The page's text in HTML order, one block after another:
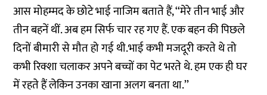
आस मोहम्मद के छोटे भाई नाजिम बताते हैं, ‘‘मेरे तीन भाई और
तीन बहनें थीं. अब हम सिर्फ चार रह गए हैं. एक बहन की पिछले
दिनों बीमारी से मौत हो गई थी.भाई कभी मजदूरी करते थे तो
कभी रिक्शा चलाकर अपने बच्चों का पेट भरते थे. हम एक ही घर
में रहते हैं लेकिन उनका खाना अलग बनता था.’’